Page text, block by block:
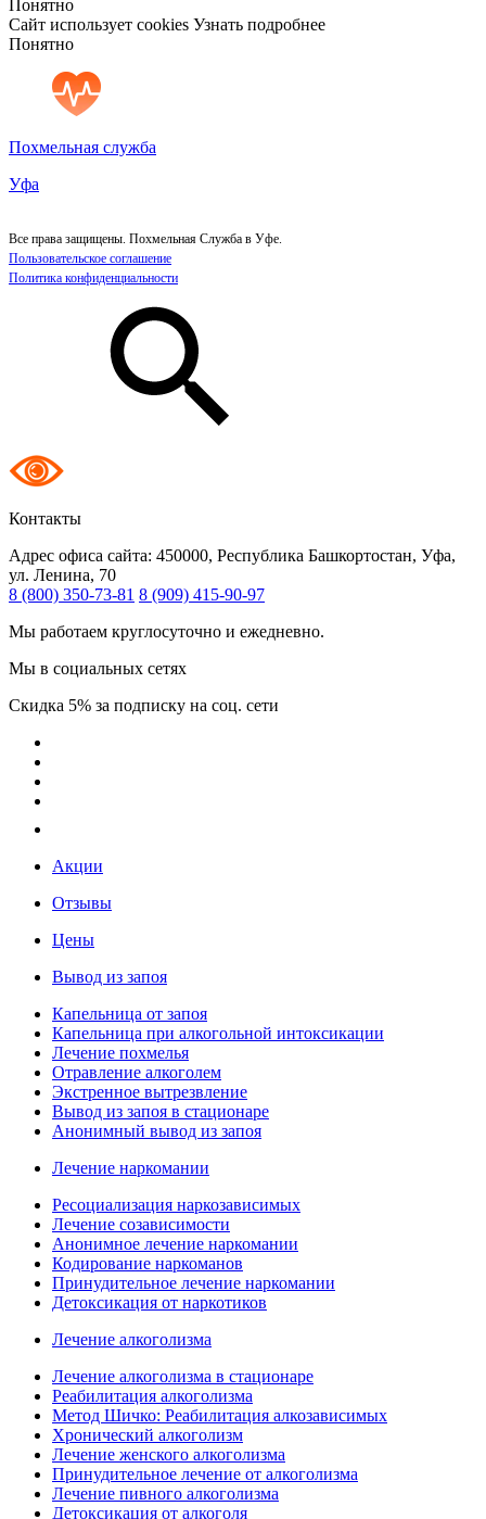
Понятно
Сайт использует cookies Узнать подробнее
Понятно
Похмельная служба
Уфа
Все права защищены. Похмельная Служба в Уфе.
Пользовательское соглашение
Политика конфиденциальности
Контакты
Адрес офиса сайта: 450000, Республика Башкортостан, Уфа,
ул. Ленина, 70
8 (800) 350-73-81 8 (909) 415-90-97
Мы работаем круглосуточно и ежедневно.
Мы в социальных сетях
Скидка 5% за подписку на соц. сети
Акции
Отзывы
Цены
Вывод из запоя
Капельница от запоя
Капельница при алкогольной интоксикации
Лечение похмелья
Отравление алкоголем
Экстренное вытрезвление
Вывод из запоя в стационаре
Анонимный вывод из запоя
Лечение наркомании
Ресоциализация наркозависимых
Лечение созависимости
Анонимное лечение наркомании
Кодирование наркоманов
Принудительное лечение наркомании
Детоксикация от наркотиков
Лечение алкоголизма
Лечение алкоголизма в стационаре
Реабилитация алкоголизма
Метод Шичко: Реабилитация алкозависимых
Хронический алкоголизм
Лечение женского алкоголизма
Принудительное лечение от алкоголизма
Лечение пивного алкоголизма
Детоксикация от алкоголя